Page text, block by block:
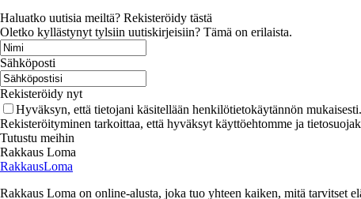
Haluatko uutisia meiltä? Rekisteröidy tästä
Oletko kyllästynyt tylsiin uutiskirjeisiin? Tämä on erilaista.
Sähköposti
Rekisteröidy nyt
Hyväksyn, että tietojani käsitellään henkilötietokäytännön mukaisesti.
Rekisteröityminen tarkoittaa, että hyväksyt käyttöehtomme ja
Tutustu meihin
Rakkaus Loma
RakkausLoma
Rakkaus Loma on online-alusta, joka tuo yhteen kaiken, mitä tarvitset